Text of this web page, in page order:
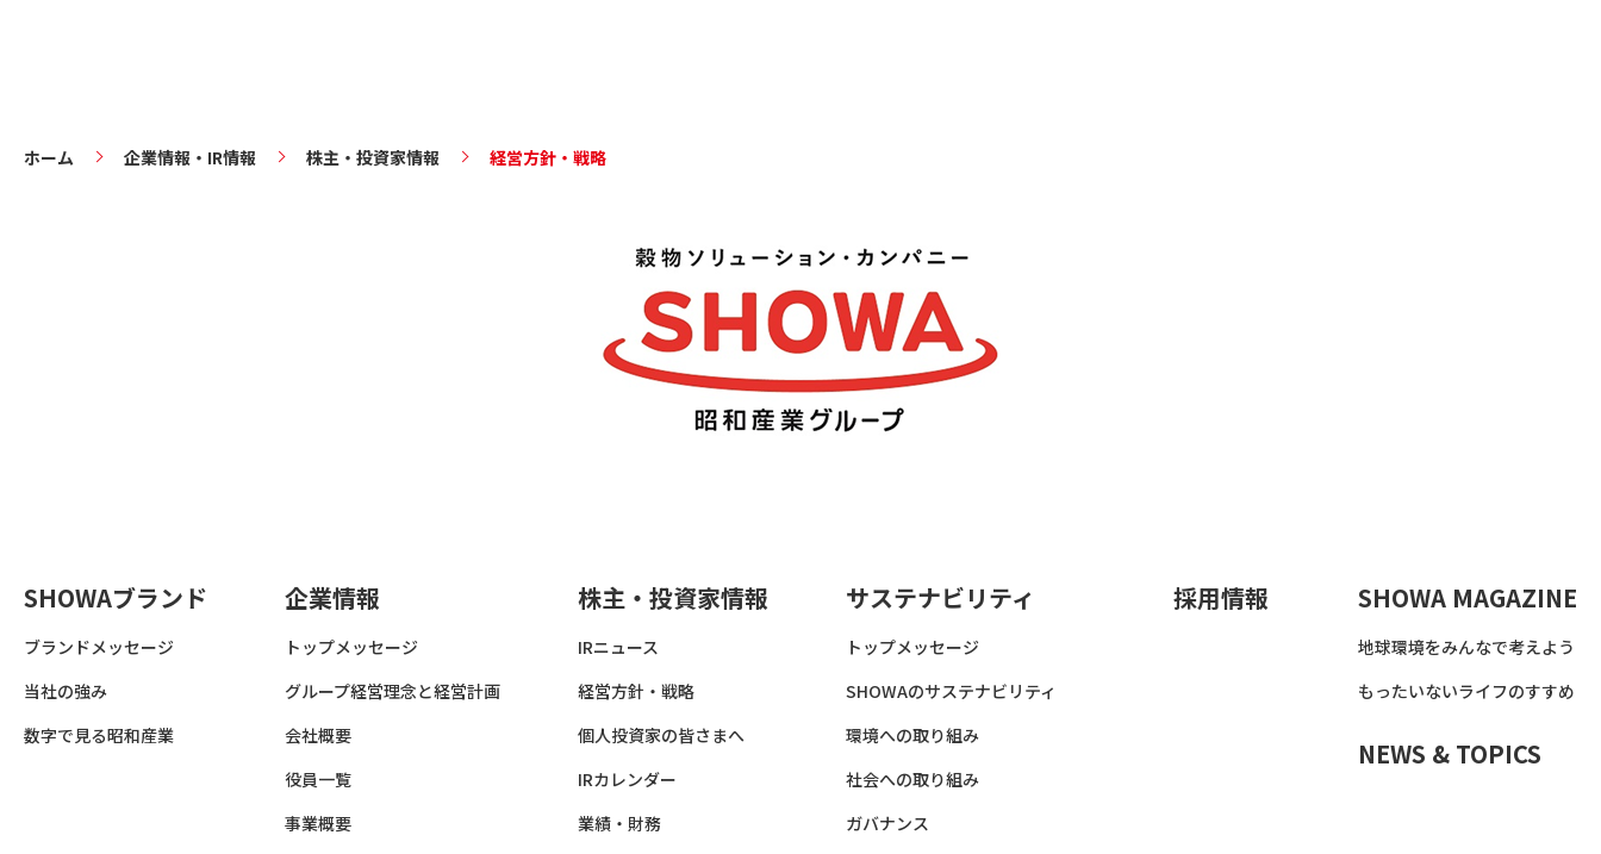
ホーム 企業情報・IR情報 株主・投資家情報 経営方針・戦略
SHOWAブランド
ブランドメッセージ
当社の強み
数字で見る昭和産業
企業情報
トップメッセージ
グループ経営理念と経営計画
会社概要
役員一覧
事業概要
株主・投資家情報
IRニュース
経営方針・戦略
個人投資家の皆さまへ
IRカレンダー
業績・財務
サステナビリティ
トップメッセージ
SHOWAのサステナビリティ
環境への取り組み
社会への取り組み
ガバナンス
採用情報 SHOWA MAGAZINE
地球環境をみんなで考えよう
もったいないライフのすすめ
NEWS & TOPICS